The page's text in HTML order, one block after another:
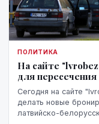
ПОЛИТИКА
На сайте
для
Сегодня на сайте
делать новые
латвийско-